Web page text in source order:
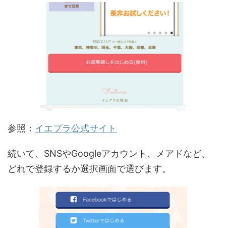
参照： イエプラ公式サイト
続いて、SNSやGoogleアカウント、メアドなど、
どれで登録するか選択画面で選びます。